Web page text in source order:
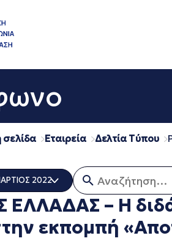
σελίδα Εταιρεία Δελτία Τύπου
2022
2025
Αναζήτηση για:
– Η
εκπομπή